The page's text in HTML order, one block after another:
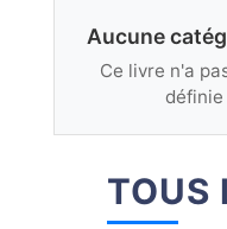
Aucune
Ce livre n'a
définie
TOUS